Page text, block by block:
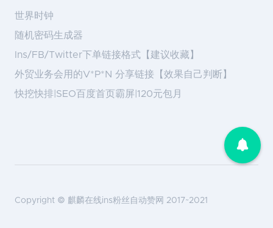
世界时钟
随机密码生成器
Ins/FB/Twitter下单链接格式【建议收藏】
外贸业务会用的V*P*N 分享链接【效果自己判断】
快挖快排|SEO百度首页霸屏|120元包月
Copyright © 麒麟在线ins粉丝自动赞网 2017~2021